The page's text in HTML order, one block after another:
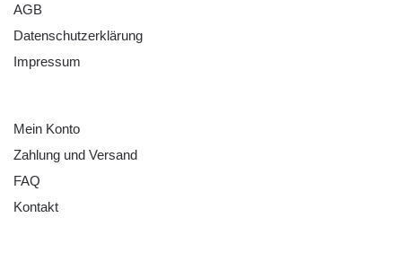
AGB
Datenschutzerklärung
Impressum
Mein Konto
Zahlung und Versand
FAQ
Kontakt